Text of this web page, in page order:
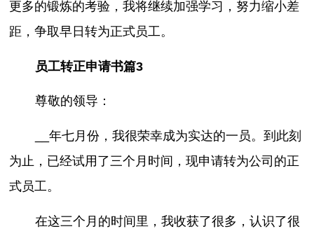
更多的锻炼的考验，我将继续加强学习，努力缩小差
距，争取早日转为正式员工。
员工转正申请书篇3
尊敬的领导：
__年七月份，我很荣幸成为实达的一员。到此刻
为止，已经试用了三个月时间，现申请转为公司的正
式员工。
在这三个月的时间里，我收获了很多，认识了很